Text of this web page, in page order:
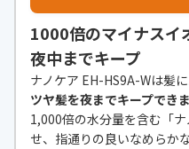
1000倍のマイナスイ
夜中までキープ
ナノケア EH-HS9A-Wは髪
ツヤ髪を夜までキープできま
1,000倍の水分量を含む「
せ、指通りの良いなめらか